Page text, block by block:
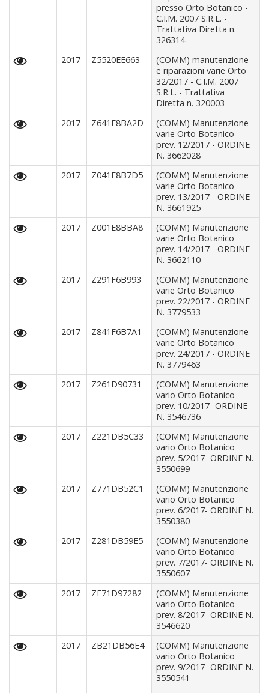
presso Orto Botanico -
C.I.M. 2007 S.R.L. -
Trattativa Diretta n.
326314
2017
Z5520EE663
(COMM) manutenzione
e riparazioni varie Orto
32/2017 - C.I.M. 2007
S.R.L. - Trattativa
Diretta n. 320003
2017
Z641E8BA2D
(COMM) Manutenzione
varie Orto Botanico
prev. 12/2017 - ORDINE
N. 3662028
2017
Z041E8B7D5
(COMM) Manutenzione
varie Orto Botanico
prev. 13/2017 - ORDINE
N. 3661925
2017
Z001E8BBA8
(COMM) Manutenzione
varie Orto Botanico
prev. 14/2017 - ORDINE
N. 3662110
2017
Z291F6B993
(COMM) Manutenzione
varie Orto Botanico
prev. 22/2017 - ORDINE
N. 3779533
2017
Z841F6B7A1
(COMM) Manutenzione
varie Orto Botanico
prev. 24/2017 - ORDINE
N. 3779463
2017
Z261D90731
(COMM) Manutenzione
vario Orto Botanico
prev. 10/2017- ORDINE
N. 3546736
2017
Z221DB5C33
(COMM) Manutenzione
vario Orto Botanico
prev. 5/2017- ORDINE N.
3550699
2017
Z771DB52C1
(COMM) Manutenzione
vario Orto Botanico
prev. 6/2017- ORDINE N.
3550380
2017
Z281DB59E5
(COMM) Manutenzione
vario Orto Botanico
prev. 7/2017- ORDINE N.
3550607
2017
ZF71D97282
(COMM) Manutenzione
vario Orto Botanico
prev. 8/2017- ORDINE N.
3546620
2017
ZB21DB56E4
(COMM) Manutenzione
vario Orto Botanico
prev. 9/2017- ORDINE N.
3550541